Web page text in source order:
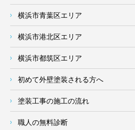
横浜市青葉区エリア
横浜市港北区エリア
横浜市都筑区エリア
初めて外壁塗装される方へ
塗装工事の施工の流れ
職人の無料診断